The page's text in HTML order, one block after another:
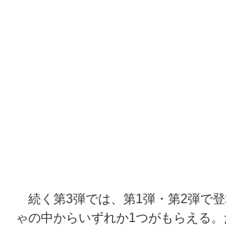
続く第3弾では、第1弾・第2弾で
ゃの中からいずれか1つがもらえる